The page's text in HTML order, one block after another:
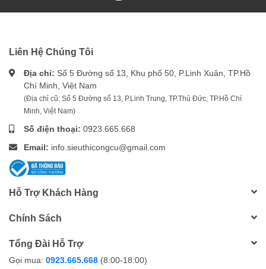
Liên Hệ Chúng Tôi
Địa chỉ: Số 5 Đường số 13, Khu phố 50, P.Linh Xuân, TP.Hồ
Chí Minh, Việt Nam
(Địa chỉ cũ: Số 5 Đường số 13, P.Linh Trung, TP.Thủ Đức, TP.Hồ Chí
Minh, Việt Nam)
Số điện thoại: 0923.665.668
Email: info.sieuthicongcu@gmail.com
Hỗ Trợ Khách Hàng
Chính Sách
Tổng Đài Hỗ Trợ
Gọi mua: 0923.665.668 (8:00-18:00)